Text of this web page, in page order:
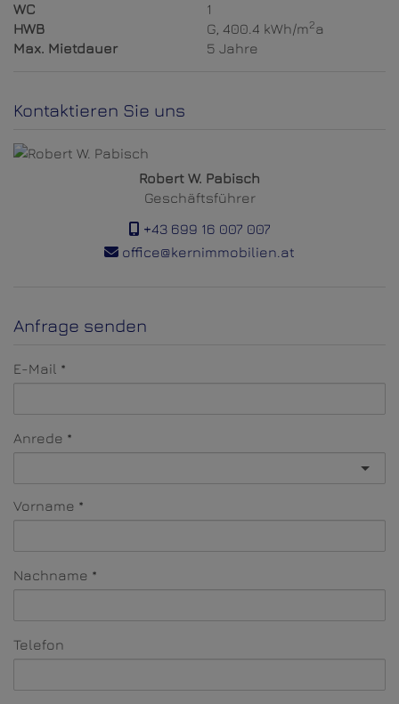
WC
1
HWB
G, 400.4 kWh/m2a
Max. Mietdauer
5 Jahre
Kontaktieren Sie uns
Robert W. Pabisch
Geschäftsführer
+43 699 16 007 007
office@kernimmobilien.at
Anfrage senden
E-Mail
Anrede
Vorname
Nachname
Telefon